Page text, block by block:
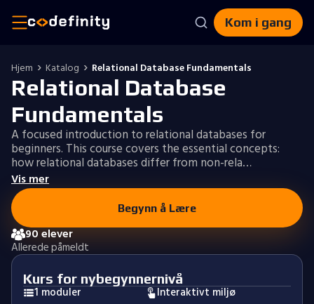
Kom i gang
Hjem Katalog Relational Database Fundamentals
Relational Database
Fundamentals
A focused introduction to relational databases for
beginners. This course covers the essential concepts:
how relational databases differ from non-rela…
Vis mer
Begynn å Lære
90 elever
Allerede påmeldt
Kurs for nybegynnernivå
1 moduler
Interaktivt miljø